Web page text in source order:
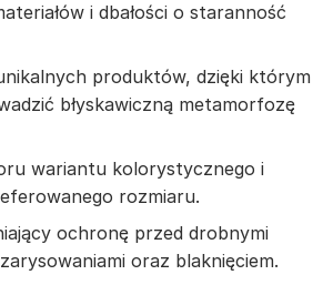
i dbałości o staranność
produktów, dzięki którym
błyskawiczną metamorfozę
wariantu kolorystycznego i
rozmiaru.
ochronę przed drobnymi
oraz blaknięciem.